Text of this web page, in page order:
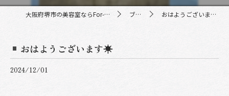
大阪府堺市の美容室ならFor-Relive ブログ おはようございます☀
おはようございます☀
2024/12/01